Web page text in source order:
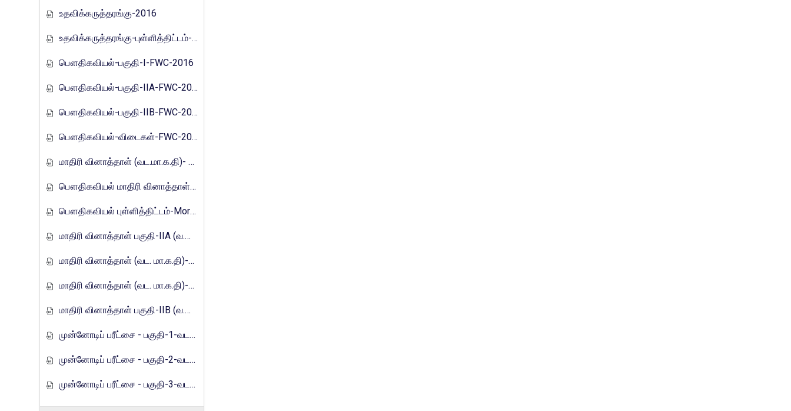
உதவிக்கருத்தரங்கு-2016
உதவிக்கருத்தரங்கு-புள்ளித்திட்டம்-2016
பௌதிகவியல்-பகுதி-I-FWC-2016
பௌதிகவியல்-பகுதி-IIA-FWC-2016
பௌதிகவியல்-பகுதி-IIB-FWC-2016
பௌதிகவியல்-விடைகள்-FWC-2016
மாதிரி வினாத்தாள் (வட.மா.க.தி)- 2017
பௌதிகவியல் மாதிரி வினாத்தாள்-Mora_E_Tamils_2017
பௌதிகவியல் புள்ளித்திட்டம்-Mora_E_Tamils_2017
மாதிரி வினாத்தாள் பகுதி-IIA (வ.மா.க.தி)-2021
மாதிரி வினாத்தாள் (வட. மா.க.தி)-2021
மாதிரி வினாத்தாள் (வட. மா.க.தி)-2021
மாதிரி வினாத்தாள் பகுதி-IIB (வ.மா.க.தி)-2021
முன்னோடிப் பரீட்சை - பகுதி-1-வடமாகாணம்-2023
முன்னோடிப் பரீட்சை - பகுதி-2-வடமாகாணம்-2023
முன்னோடிப் பரீட்சை - பகுதி-3-வடமாகாணம்-2023